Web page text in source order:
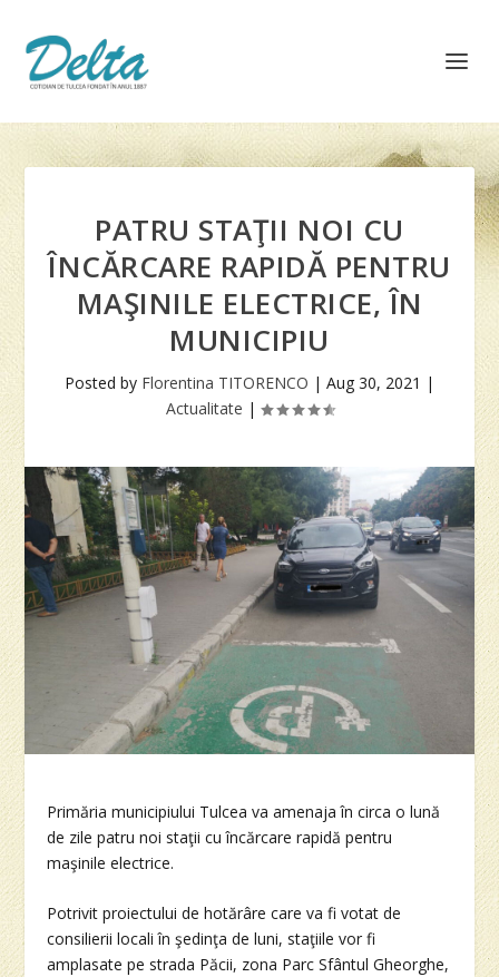
PATRU STAŢII NOI CU
ÎNCĂRCARE RAPIDĂ PENTRU
MAŞINILE ELECTRICE, ÎN
MUNICIPIU
Posted by Florentina TITORENCO | Aug 30, 2021 |
Actualitate |
Primăria municipiului Tulcea va amenaja în circa o lună
de zile patru noi staţii cu încărcare rapidă pentru
maşinile electrice.
Potrivit proiectului de hotărâre care va fi votat de
consilierii locali în şedinţa de luni, staţiile vor fi
amplasate pe strada Păcii, zona Parc Sfântul Gheorghe,